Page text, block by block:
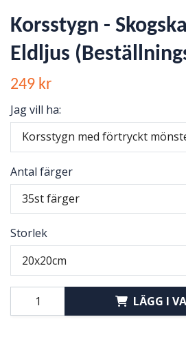
Korsstygn -
Eldljus
249 kr
Jag vill ha:
Korsstygn med förtryckt
Antal färger
35st färger
Storlek
20x20cm
LÄGG I